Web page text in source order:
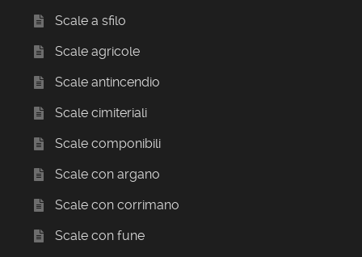
Scale a sfilo
Scale agricole
Scale antincendio
Scale cimiteriali
Scale componibili
Scale con argano
Scale con corrimano
Scale con fune